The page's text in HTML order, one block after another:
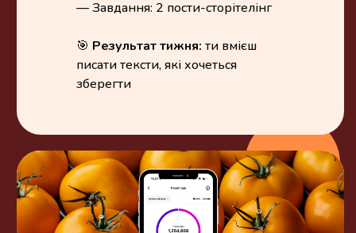
— Завдання: 2 пости-сторітелінг
🎯 Результат тижня: ти вмієш
писати тексти, які хочеться
зберегти